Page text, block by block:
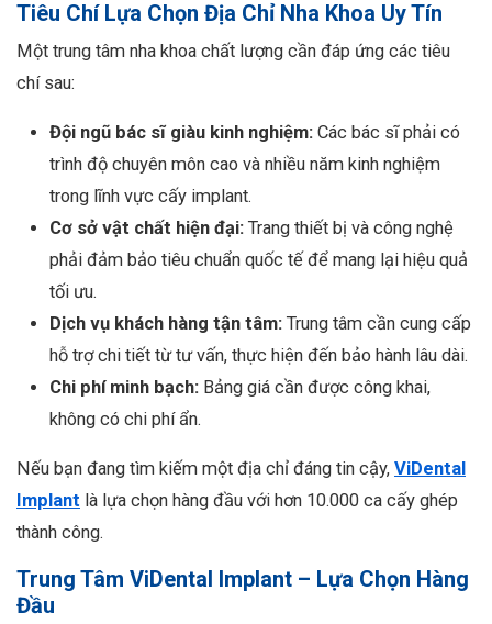
Tiêu Chí Lựa Chọn Địa Chỉ Nha Khoa Uy Tín
Một trung tâm nha khoa chất lượng cần đáp ứng các tiêu
chí sau:
Đội ngũ bác sĩ giàu kinh nghiệm: Các bác sĩ phải có
trình độ chuyên môn cao và nhiều năm kinh nghiệm
trong lĩnh vực cấy implant.
Cơ sở vật chất hiện đại: Trang thiết bị và công nghệ
phải đảm bảo tiêu chuẩn quốc tế để mang lại hiệu quả
tối ưu.
Dịch vụ khách hàng tận tâm: Trung tâm cần cung cấp
hỗ trợ chi tiết từ tư vấn, thực hiện đến bảo hành lâu dài.
Chi phí minh bạch: Bảng giá cần được công khai,
không có chi phí ẩn.
Nếu bạn đang tìm kiếm một địa chỉ đáng tin cậy, ViDental
Implant là lựa chọn hàng đầu với hơn 10.000 ca cấy ghép
thành công.
Trung Tâm ViDental Implant – Lựa Chọn Hàng
Đầu